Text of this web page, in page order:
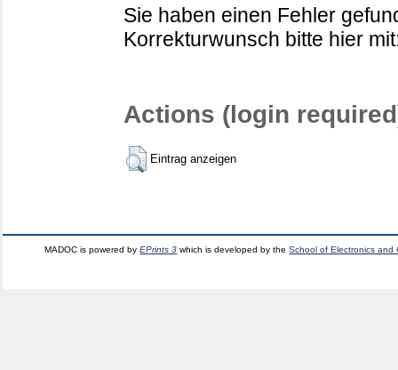
Sie haben einen Fehler
Korrekturwunsch bitte hier
Actions (login
Eintrag anzeigen
MADOC is powered byEPrints 3 which is developed by theSchool of Electronics and